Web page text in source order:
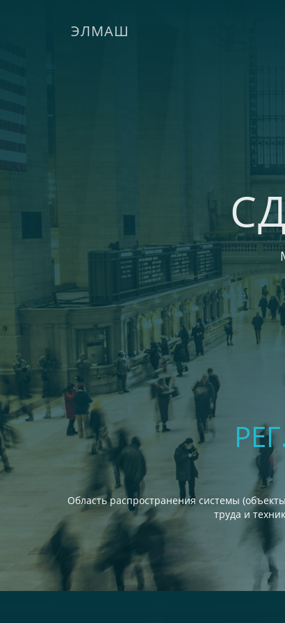
ЭЛМАШ
Область распространения системы
труда и